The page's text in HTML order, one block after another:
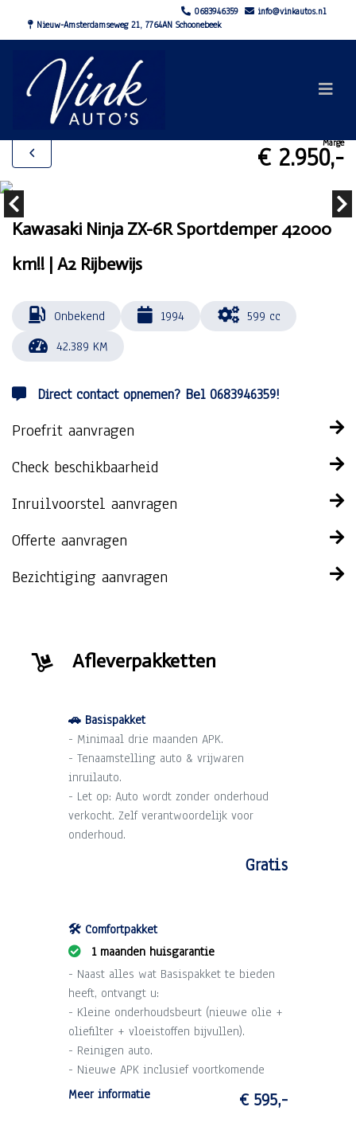
0683946359
info@vinkautos.nl
Nieuw-Amsterdamseweg 21, 7764AN Schoonebeek
Marge
€ 2.950,-
Kawasaki Ninja ZX-6R Sportdemper 42000
km!! | A2 Rijbewijs
Onbekend 1994
599 cc
42.389 KM
Direct contact opnemen? Bel 0683946359!
Proefrit aanvragen
Check beschikbaarheid
Inruilvoorstel aanvragen
Offerte aanvragen
Bezichtiging aanvragen
Afleverpakketten
🚗 Basispakket
- Minimaal drie maanden APK.
- Tenaamstelling auto & vrijwaren
inruilauto.
- Let op: Auto wordt zonder onderhoud
verkocht. Zelf verantwoordelijk voor
onderhoud.
Gratis
🛠️ Comfortpakket
1 maanden huisgarantie
- Naast alles wat Basispakket te bieden
heeft, ontvangt u:
- Kleine onderhoudsbeurt (nieuwe olie +
oliefilter + vloeistoffen bijvullen).
- Reinigen auto.
- Nieuwe APK inclusief voortkomende
kosten.
- 1 maand garantie op draaiende delen
Meer informatie € 595,-